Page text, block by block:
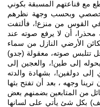
مع قناعتهم المسبقة بكوني
وبحسب وجهة نظرهم
في القوس من منزع!، فألتفت
أن لا يرفع صوته عند
الأرضي النازل من سماء
تتلبس صوته، معقولة (جدو)
إلى طين!، والعجين إلى
إلى دولفين!، بشهادة والدته
وجهه ، بعد أن تفتح بثها
من المتابعين بضمنهم بعض
بكل شئ يأتي على لسانها